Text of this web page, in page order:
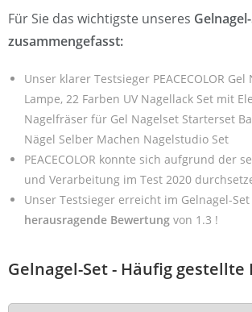
Für Sie das wichtigste unseres
zusammengefasst:
Unser klarer Testsieger PEACECOLOR
Lampe, 22 Farben UV Nagellack Set mit
Nagelfräser für Gel Nagelset Starterset
Nägel Selber Machen Nagelstudio Set
PEACECOLOR konnte sich aufgrund der
und Verarbeitung im Test 2020
Unser Testsieger erreicht im Gelnagel-
herausragende Bewertung von 1.3 !
Gelnagel-Set - Häufig gestellte